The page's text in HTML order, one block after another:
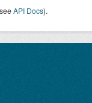
API Docs).